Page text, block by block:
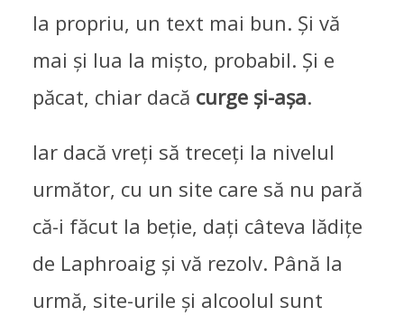
la propriu, un text mai bun. Și vă
mai și lua la mișto, probabil. Și e
păcat, chiar dacă curge și-așa.
Iar dacă vreți să treceți la nivelul
următor, cu un site care să nu pară
că-i făcut la beție, dați câteva lădițe
de Laphroaig și vă rezolv. Până la
urmă, site-urile și alcoolul sunt